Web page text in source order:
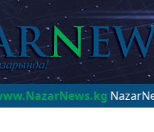
NazarNews - дүйнө